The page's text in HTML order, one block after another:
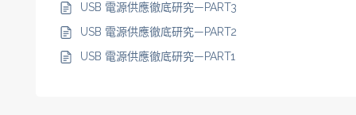
USB 電源供應徹底研究—PART3
USB 電源供應徹底研究—PART2
USB 電源供應徹底研究—PART1